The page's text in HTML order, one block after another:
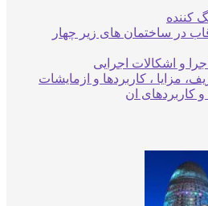
ساختمان های زیر چهار
اجرایی
، کاربردها و ازمایشات
ان